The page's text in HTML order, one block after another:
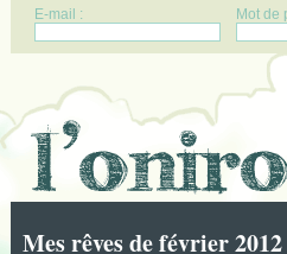
E-mail : Mot de
Mes rêves de février 2012